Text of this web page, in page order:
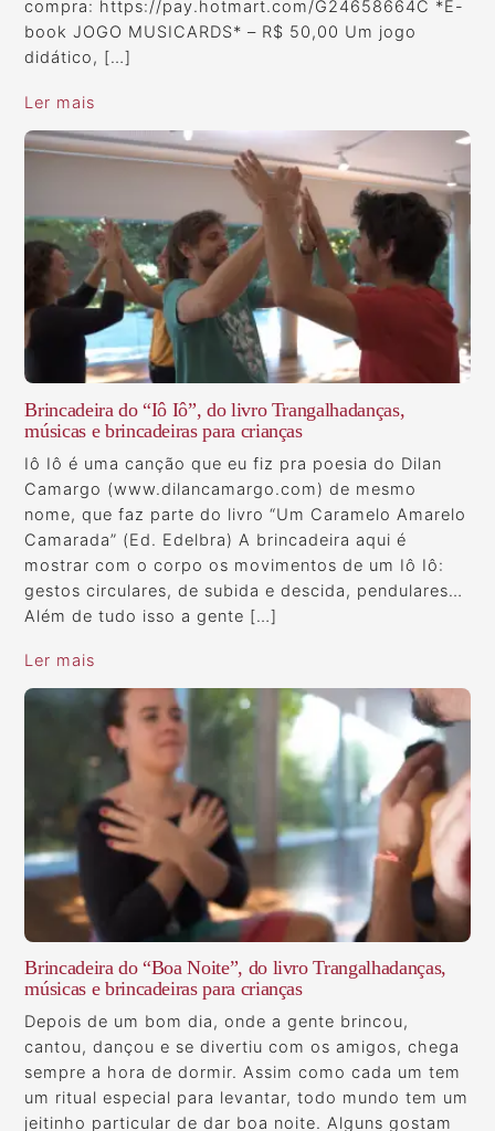
compra: https://pay.hotmart.com/G24658664C *E-
book JOGO MUSICARDS* – R$ 50,00 Um jogo
didático, […]
Ler mais
Brincadeira do “Iô Iô”, do livro Trangalhadanças,
músicas e brincadeiras para crianças
Iô Iô é uma canção que eu fiz pra poesia do Dilan
Camargo (www.dilancamargo.com) de mesmo
nome, que faz parte do livro “Um Caramelo Amarelo
Camarada” (Ed. Edelbra) A brincadeira aqui é
mostrar com o corpo os movimentos de um Iô Iô:
gestos circulares, de subida e descida, pendulares…
Além de tudo isso a gente […]
Ler mais
Brincadeira do “Boa Noite”, do livro Trangalhadanças,
músicas e brincadeiras para crianças
Depois de um bom dia, onde a gente brincou,
cantou, dançou e se divertiu com os amigos, chega
sempre a hora de dormir. Assim como cada um tem
um ritual especial para levantar, todo mundo tem um
jeitinho particular de dar boa noite. Alguns gostam